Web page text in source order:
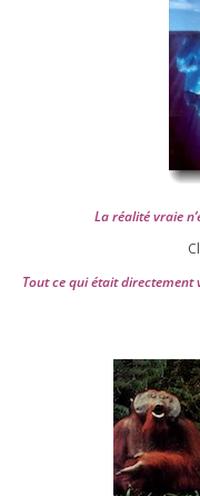
La réa­lité vraie
Tout ce qui était direc­te­ment